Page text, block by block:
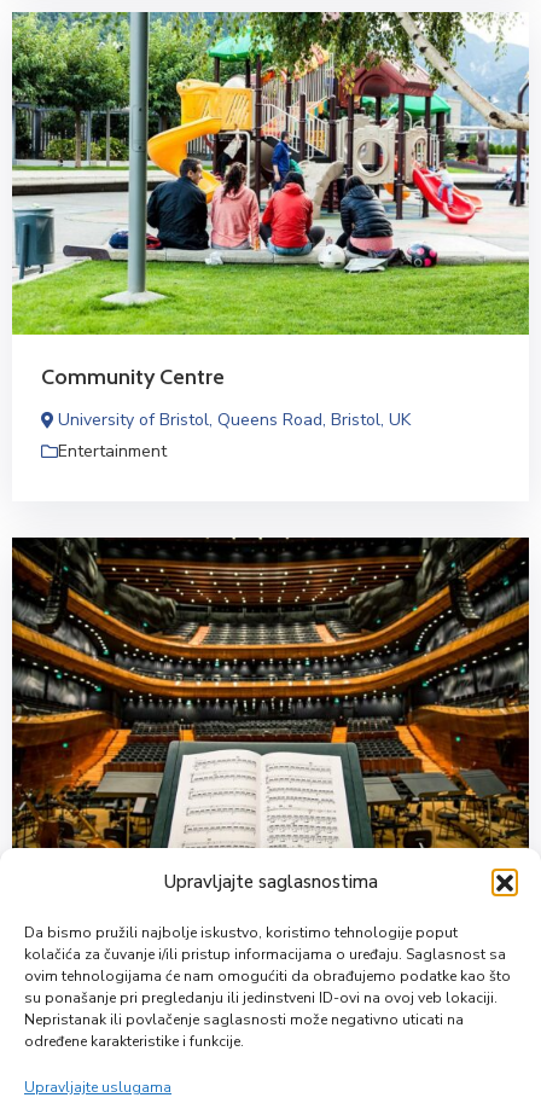
Upravljajte saglasnostima
Da bismo pružili najbolje iskustvo, koristimo tehnologije poput
kolačića za čuvanje i/ili pristup informacijama o uređaju. Saglasnost sa
ovim tehnologijama će nam omogućiti da obrađujemo podatke kao što
su ponašanje pri pregledanju ili jedinstveni ID-ovi na ovoj veb lokaciji.
Nepristanak ili povlačenje saglasnosti može negativno uticati na
određene karakteristike i funkcije.
Upravljajte uslugama
Community Centre
University of Bristol, Queens Road, Bristol, UK
Entertainment
Leigh Woods, Bristol, UK
Entertainment